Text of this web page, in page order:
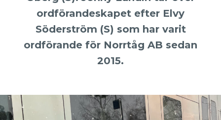
ordförandeskapet efter Elvy
Söderström (S) som har varit
ordförande för Norrtåg AB sedan
2015.